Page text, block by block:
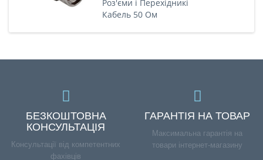
Роз'єми і Перехідникі
Кабель 50 Ом
БЕЗКОШТОВНА
КОНСУЛЬТАЦІЯ
Консультації від компетентних
фахівців
ГАРАНТІЯ НА ТОВАР
Максимальна гарантія на
товари інтернет-магазину